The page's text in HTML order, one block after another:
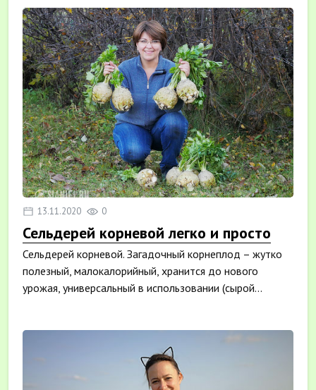
13.11.2020 0
Сельдерей корневой легко и просто
Сельдерей корневой. Загадочный корнеплод – жутко
полезный, малокалорийный, хранится до нового
урожая, универсальный в использовании (сырой...